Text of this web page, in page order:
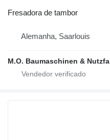
Fresadora de tambor
Alemanha, Saarlouis